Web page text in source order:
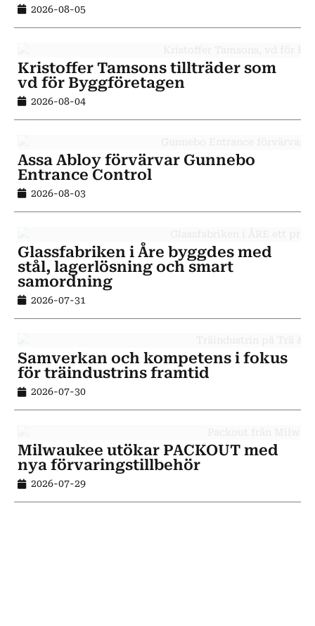
2026-08-05
Kristoffer Tamsons tillträder som
vd för Byggföretagen
2026-08-04
Assa Abloy förvärvar Gunnebo
Entrance Control
2026-08-03
Glassfabriken i Åre byggdes med
stål, lagerlösning och smart
samordning
2026-07-31
Samverkan och kompetens i fokus
för träindustrins framtid
2026-07-30
Milwaukee utökar PACKOUT med
nya förvaringstillbehör
2026-07-29